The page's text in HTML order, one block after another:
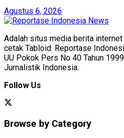
Agustus 6, 2026
Adalah situs media berita
cetak Tabloid. Reportase
UU Pokok Pers No 40 Tahun
Jurnalistik Indonesia.
Follow Us
Browse by Category